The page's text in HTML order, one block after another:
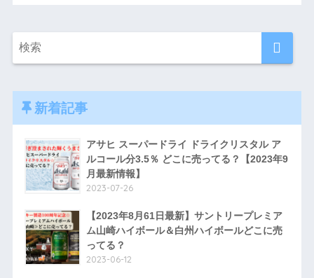
新着記事
アサヒ スーパードライ ドライクリスタル ア
ルコール分3.5％ どこに売ってる？【2023年9
月最新情報】
2023-07-26
【2023年8月61日最新】サントリープレミア
ム山崎ハイボール＆白州ハイボールどこに売
ってる？
2023-06-12